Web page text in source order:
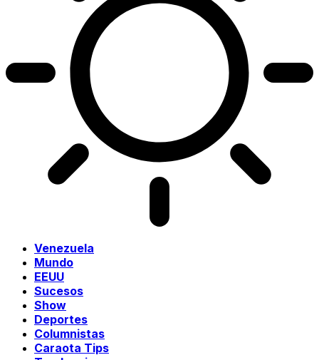
Venezuela
Mundo
EEUU
Sucesos
Show
Deportes
Columnistas
Caraota Tips